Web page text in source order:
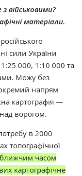
військовими?
матеріали.
сили України
000, 1:10 000 та
Можу без
напрям
картографія —
ворогом.
в 2000
топографічної
часом
картографічне